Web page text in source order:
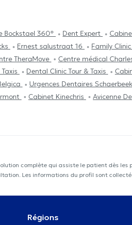
Bockstael 360° Dent Expert
Ernest salustraat 16
Family
TheraMove
Centre médical
Dental Clinic Tour & Taxis
Urgences Dentaires Schaerbeek
Cabinet Kinechris Avicenne
complète qui assiste le patient dès
Les informations du profil sont
Régions